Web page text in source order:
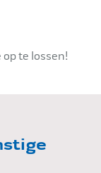
te lossen!